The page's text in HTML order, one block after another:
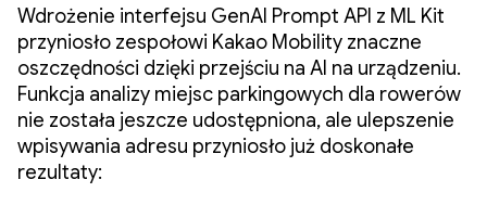
Wdrożenie interfejsu GenAI Prompt API z ML Kit
przyniosło zespołowi Kakao Mobility znaczne
oszczędności dzięki przejściu na AI na urządzeniu.
Funkcja analizy miejsc parkingowych dla rowerów
nie została jeszcze udostępniona, ale ulepszenie
wpisywania adresu przyniosło już doskonałe
rezultaty: